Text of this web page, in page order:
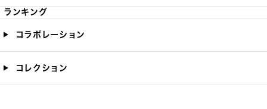
ランキング
コラボレーション
コレクション